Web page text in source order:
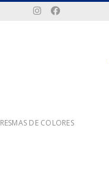
RESMAS DE COLORES